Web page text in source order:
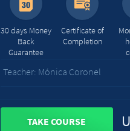
30 days Money
Back
Guarantee
Certificate of
Completion
Teacher: Mónica Coronel
TAKE COURSE